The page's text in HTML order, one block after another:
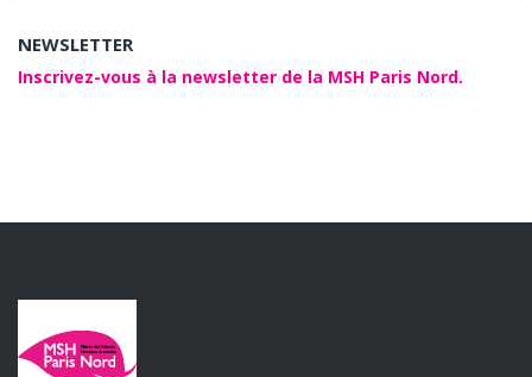
NEWSLETTER
Inscrivez-vous à la newsletter de la MSH Paris Nord.